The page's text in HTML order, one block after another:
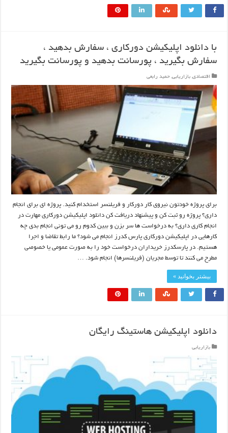
با دانلود اپلیکیشن دورکاری ، سفارش بدهید ،
سفارش بگیرید ، پورسانت بدهید و پورسانت بگیرید
اقتصادی, بازاریابی, حمید رابعی
برای پروژه خودتون نیروی کار دورکار و فریلنسر استخدام کنید. پروژه ای برای انجام
داری؟ پروژه رو ثبت کن و پیشنهاد دریافت کن دانلود اپلیکیشن دورکاری مهارت در
انجام کاری داری؟ به درخواست ها سر بزن و ببین کدوم رو می تونی انجام بدی چه
کارهایی در اپلیکیشن دورکاری پارس کدرز انجام می شود؟ ما رابط تقاضا و اجرا
هستیم. در پارسکدرز خریداران درخواست خود را به صورت عمومی یا خصوصی
مطرح می کنند تا توسط مجریان (فریلنسرها) انجام شود. …
بیشتر بخوانید »
دانلود اپلیکیشن هاستینگ رایگان
بازاریابی